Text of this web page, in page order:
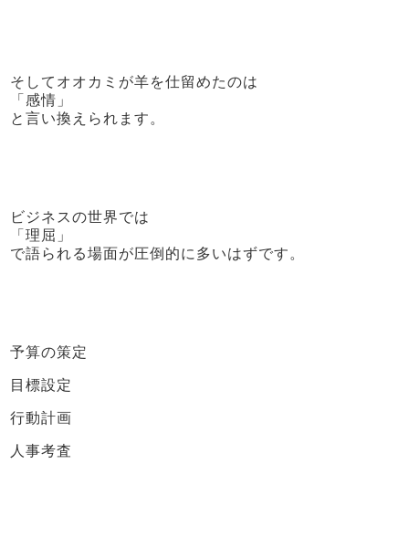
そしてオオカミが羊を仕留めたのは
「感情」
と言い換えられます。
ビジネスの世界では
「理屈」
で語られる場面が圧倒的に多いはずです。
予算の策定
目標設定
行動計画
人事考査